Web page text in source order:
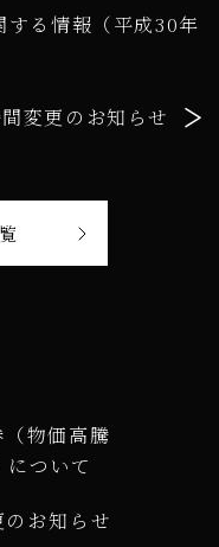
る情報（平成30年
変更のお知らせ
物価高騰
ついて
お知らせ